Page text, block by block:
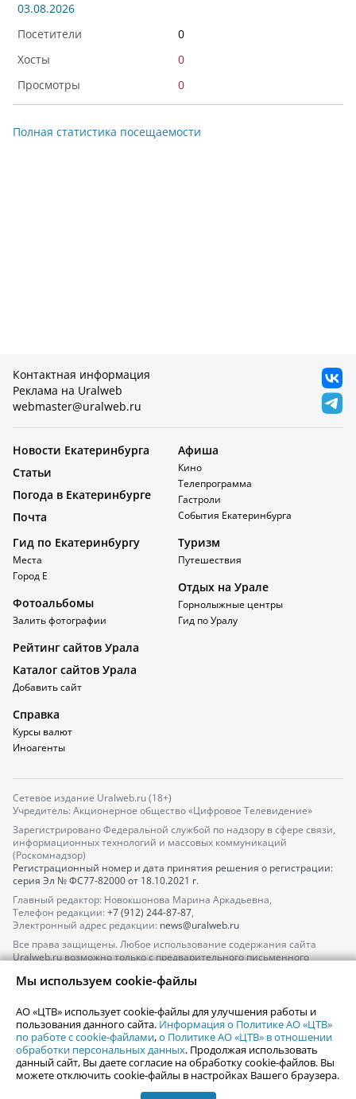
03.08.2026
0
0
0
Полная статистика посещаемости
Контактная информация
Реклама на Uralweb
webmaster@uralweb.ru
Новости Екатеринбурга
Статьи
Погода в Екатеринбурге
Почта
Афиша
Кино
Телепрограмма
Гастроли
События Екатеринбурга
Гид по Екатеринбургу
Места
Город Е
Фотоальбомы
Залить фотографии
Туризм
Путешествия
Отдых на Урале
Горнолыжные центры
Гид по Уралу
Рейтинг сайтов Урала
Каталог сайтов Урала
Добавить сайт
Справка
Курсы валют
Иноагенты
Сетевое издание Uralweb.ru (18+)
Учредитель: Акционерное общество «Цифровое Телевидение»
Зарегистрировано Федеральной службой по надзору в сфере связи,
информационных технологий и массовых коммуникаций
(Роскомнадзор)
Регистрационный номер и дата принятия решения о регистрации:
серия Эл № ФС77-82000от 18.10.2021 г.
Главный редактор: Новокшонова Марина Аркадьевна,
Телефон редакции: +7 (912) 244-87-87,
Электронный адрес редакции: news@uralweb.ru
Все права защищены. Любое использование содержания сайта
Uralweb.ru возможно только с предварительного письменного
По вопросам размещения рекламы обращайтесь по тел.
По вопросам размещения информации в разделе «Афиша»
afisha@uralweb.ru
Пользовательское соглашение на использование сайта
Политика АО «ЦТВ» в отношении обработки персональных данных
Мы используем cookie-файлы
АО «ЦТВ» использует cookie-файлы для улучшения работы и
пользования данного сайта. Информация о Политике АО «ЦТВ»
по работе с cookie-файлами,о Политике АО «ЦТВ» в отношении
обработки персональных данных. Продолжая использовать
данный сайт, Вы даете согласие на обработку cookie-файлов. Вы
можете отключить cookie-файлы в настройках Вашего браузера.